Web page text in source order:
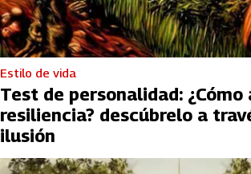
Estilo de vida
Test de personalidad: ¿Cómo
resiliencia? descúbrelo a
ilusión